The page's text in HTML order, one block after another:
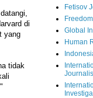
di
yang
tidak
Fetisov
Global
Human